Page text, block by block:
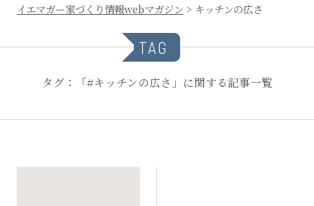
イエマガー家づくり情報webマガジン > キッチンの広さ
TAG
タグ：「#キッチンの広さ」に関する記事一覧